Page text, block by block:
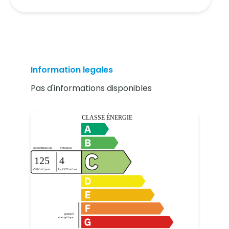
Information legales
Pas d'informations disponibles